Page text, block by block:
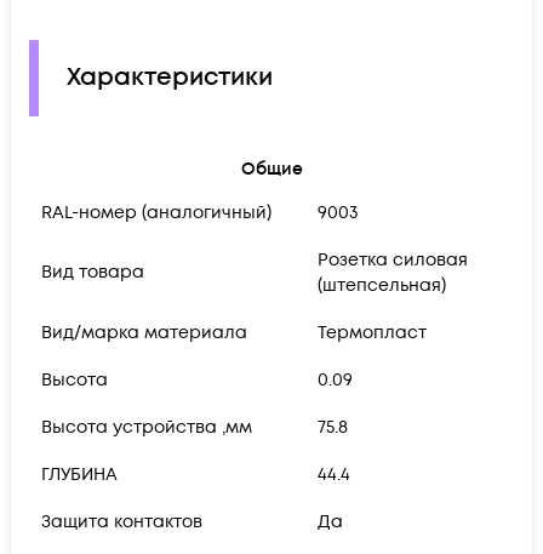
Характеристики
Общие
RAL-номер (аналогичный)
9003
Вид товара
Розетка силовая
(штепсельная)
Вид/марка материала Термопласт
Высота 0.09
Высота устройства ,мм 75.8
ГЛУБИНА 44.4
Защита контактов Да